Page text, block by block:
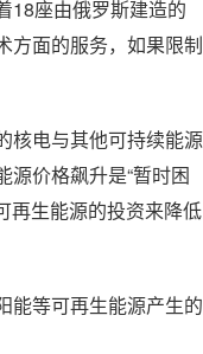
18座由俄罗斯建造的
方面的服务，如果限制
核电与其他可持续能源
价格飙升是“暂时困
再生能源的投资来降低
能等可再生能源产生的